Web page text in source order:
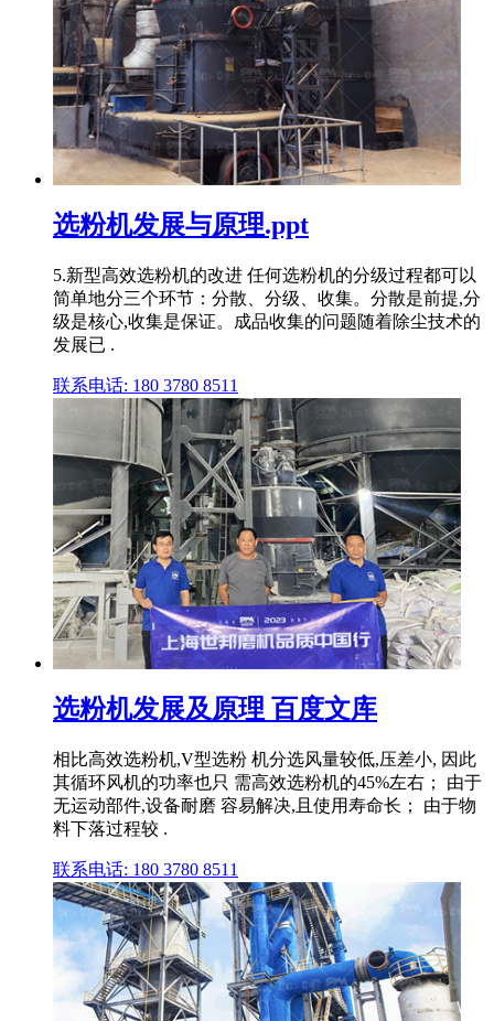
选粉机发展与原理.ppt
5.新型高效选粉机的改进 任何选粉机的分级过程都可以
简单地分三个环节：分散、分级、收集。分散是前提,分
级是核心,收集是保证。成品收集的问题随着除尘技术的
发展已 .
联系电话: 180 3780 8511
选粉机发展及原理 百度文库
相比高效选粉机,V型选粉 机分选风量较低,压差小, 因此
其循环风机的功率也只 需高效选粉机的45%左右； 由于
无运动部件,设备耐磨 容易解决,且使用寿命长； 由于物
料下落过程较 .
联系电话: 180 3780 8511